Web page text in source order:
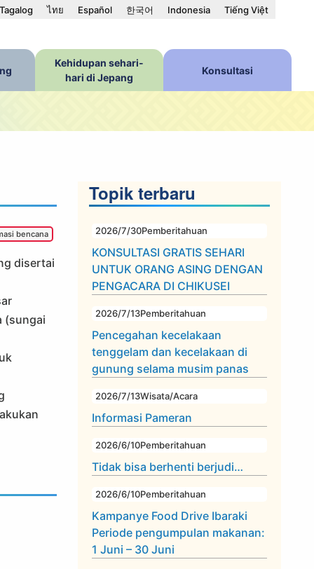
Tagalog ไทย Español 한국어 Indonesia Tiếng Việt
Kehidupan sehari-
hari di Jepang
Konsultasi
bencana
disertai
(sungai
Topik terbaru
2026/7/30Pemberitahuan
KONSULTASI GRATIS SEHARI
UNTUK ORANG ASING DENGAN
PENGACARA DI CHIKUSEI
2026/7/13Pemberitahuan
Pencegahan kecelakaan
tenggelam dan kecelakaan di
gunung selama musim panas
2026/7/13Wisata/Acara
Informasi Pameran
2026/6/10Pemberitahuan
Tidak bisa berhenti berjudi…
2026/6/10Pemberitahuan
Kampanye Food Drive Ibaraki
Periode pengumpulan makanan:
1 Juni – 30 Juni